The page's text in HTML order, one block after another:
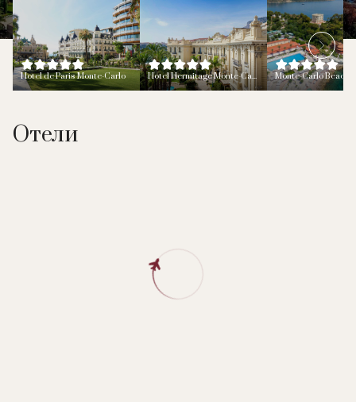
Hotel de Paris Monte-Carlo Hotel Hermitage Monte-Carlo
Отели